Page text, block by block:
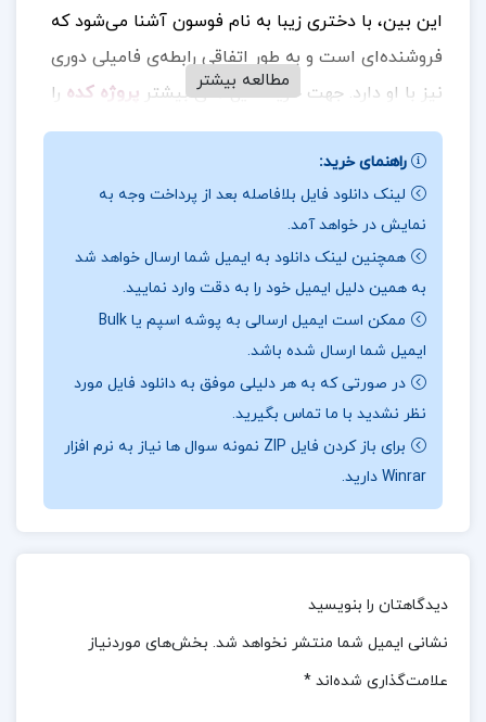
این بین، با دختری زیبا به نام فوسون آشنا می‌شود که
فروشنده‌ای است و به طور اتفاقی رابطه‌ی فامیلی دوری
نیز با او دارد. جهت خرید فایل های بیشتر پروژه کده را
دنبال کنید
درباره نویسنده کتاب موزه بی گناهی اورهان پاموک :
محض برقراری رابطه‌ی عاشقانه میان کمال و فوسون،
فاصله و شکافی عمیق میان کمال و زندگی غرب‌گرایانه‌ی
بورژواهای استانبول ایجاد می‌شود. جهانی که خود کمال
با علاقه از مهمانی‌ها و باشگاه‌های شبانه، رستوران‌های
شیک و بناهای عظیم آن سخن می‌گفت، حالا برایش
ناآشنا و بیگانه می‌شود. این شکاف فکری به قدری
گسترده می‌شود که در نهایت کمال، نامزدی‌اش با سیبل
را به هم می‌زند؛ اما برای گرفتن این تصمیم، خیلی دیر
شده است.
موضوع کتاب موزه بی گناهی اورهان پاموک :
می‌دانستم این لحظه شادترین لحظه زندگی هم خواهد
بود، هیچ‌وقت آن را از دست نمی‌دادم. با آرامشی عمیق
مطالعه بیشتر
راهنمای خرید:
لینک دانلود فایل بلافاصله بعد از پرداخت وجه به
نمایش در خواهد آمد.
همچنین لینک دانلود به ایمیل شما ارسال خواهد شد
به همین دلیل ایمیل خود را به دقت وارد نمایید.
ممکن است ایمیل ارسالی به پوشه اسپم یا Bulk
ایمیل شما ارسال شده باشد.
در صورتی که به هر دلیلی موفق به دانلود فایل مورد
نظر نشدید با ما تماس بگیرید.
برای باز کردن فایل ZIP نمونه سوال ها نیاز به نرم افزار
Winrar دارید.
دیدگاهتان را بنویسید
نشانی ایمیل شما منتشر نخواهد شد. بخش‌های موردنیاز
علامت‌گذاری شده‌اند *